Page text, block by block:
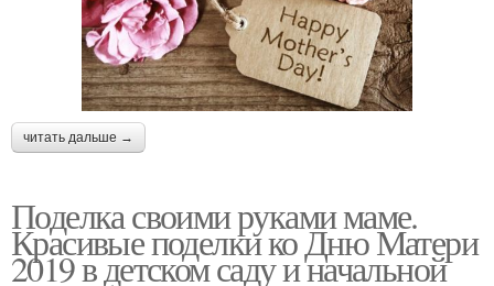
читать дальше →
Поделка своими руками маме.
Красивые поделки ко Дню Матери
2019 в детском саду и начальной